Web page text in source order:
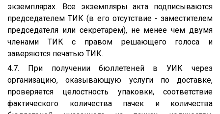
экземплярах. Все экземпляры акта подписываются
председателем ТИК (в его отсутствие - заместителем
председателя или секретарем), не менее чем двумя
членами ТИК с правом решающего голоса и
заверяются печатью ТИК.
4.7. При получении бюллетеней в УИК через
организацию, оказывающую услуги по доставке,
проверяется целостность упаковки, соответствие
фактического количества пачек и количества